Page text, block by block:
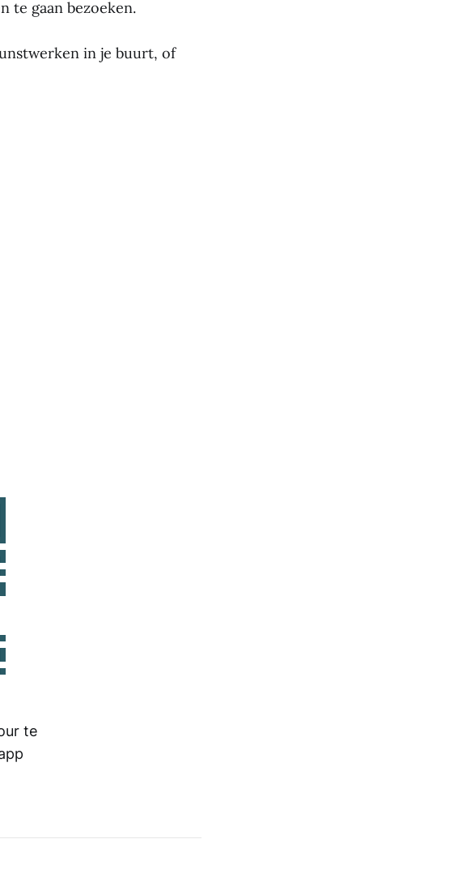
te gaan bezoeken.
in je buurt, of
te